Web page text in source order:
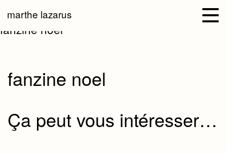
marthe lazarus
fanzine noel
fanzine noel
Ça peut vous intéresser…